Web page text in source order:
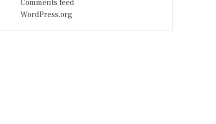
Comments feed
WordPress.org